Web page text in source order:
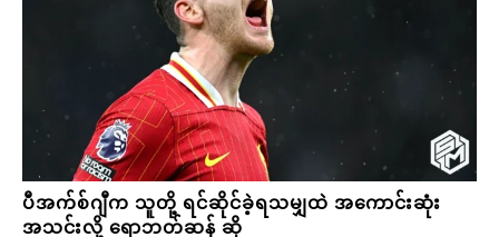
ပီအက်စ်ဂျီက သူတို့ ရင်ဆိုင်ခဲ့ရသမျှထဲ အကောင်းဆုံး
အသင်းလို့ ရောဘတ်ဆန် ဆို